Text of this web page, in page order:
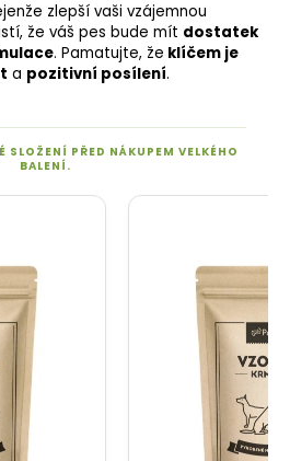
zlepší vaši vzájemnou
že váš pes bude mít dostatek
. Pamatujte, že klíčem je
a pozitivní posílení.